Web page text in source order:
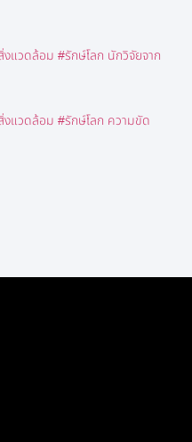
แวดล้อม #รักษ์โลก นักวิจัยจาก
แวดล้อม #รักษ์โลก ความขัด